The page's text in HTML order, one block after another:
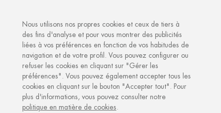
Accueil Shop Sports Vitesse 01
SPORTS
Nous utilisons nos propres cookies et ceux de tiers à
des fins d'analyse et pour vous montrer des publicités
liées à vos préférences en fonction de vos habitudes de
navigation et de votre profil. Vous pouvez configurer ou
refuser les cookies en cliquant sur "Gérer les
préférences". Vous pouvez également accepter tous les
cookies en cliquant sur le bouton "Accepter tout". Pour
plus d'informations, vous pouvez consulter notre
politique en matière de cookies.